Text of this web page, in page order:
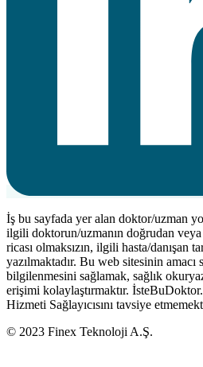
İş bu sayfada yer alan doktor/uzman
ilgili doktorun/uzmanın doğrudan
ricası olmaksızın, ilgili hasta/danışan
yazılmaktadır. Bu web sitesinin amacı
bilgilenmesini sağlamak, sağlık
erişimi kolaylaştırmaktır.
Hizmeti Sağlayıcısını tavsiye
© 2023 Finex Teknoloji A.Ş.